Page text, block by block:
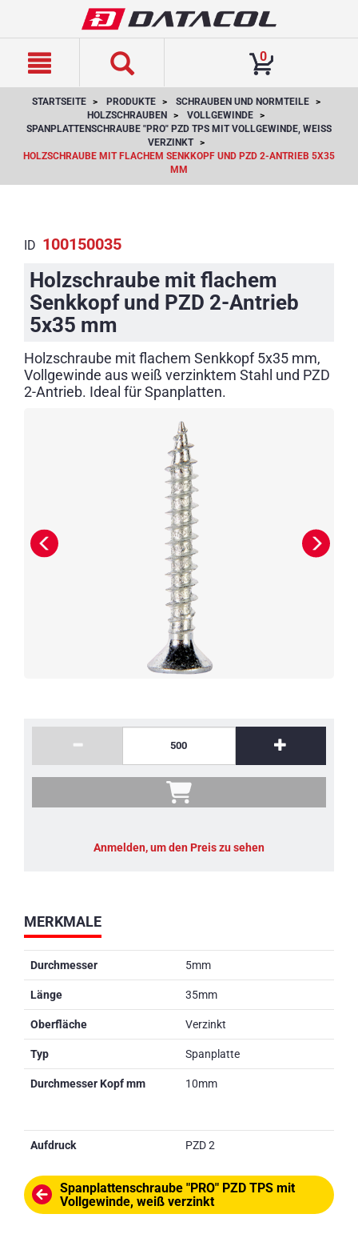
0
STARTSEITE PRODUKTE
SCHRAUBEN UND NORMTEILE
HOLZSCHRAUBEN
VOLLGEWINDE
SPANPLATTENSCHRAUBE "PRO" PZD TPS MIT VOLLGEWINDE, WEISS V
ERZINKT
HOLZSCHRAUBE MIT FLACHEM SENKKOPF UND PZD 2-ANTRIEB 5X35
MM
ID 100150035
Holzschraube mit flachem
Senkkopf und PZD 2-Antrieb
5x35 mm
Holzschraube mit flachem Senkkopf 5x35 mm,
Vollgewinde aus weiß verzinktem Stahl und PZD
2-Antrieb. Ideal für Spanplatten.
MERKMALE
Durchmesser 5mm
Länge 35mm
Oberfläche Verzinkt
Typ Spanplatte
Durchmesser Kopf mm 10mm
Aufdruck PZD 2
Spanplattenschraube "PRO" PZD TPS mit
Vollgewinde, weiß verzinkt
Anmelden, um den Preis zu sehen